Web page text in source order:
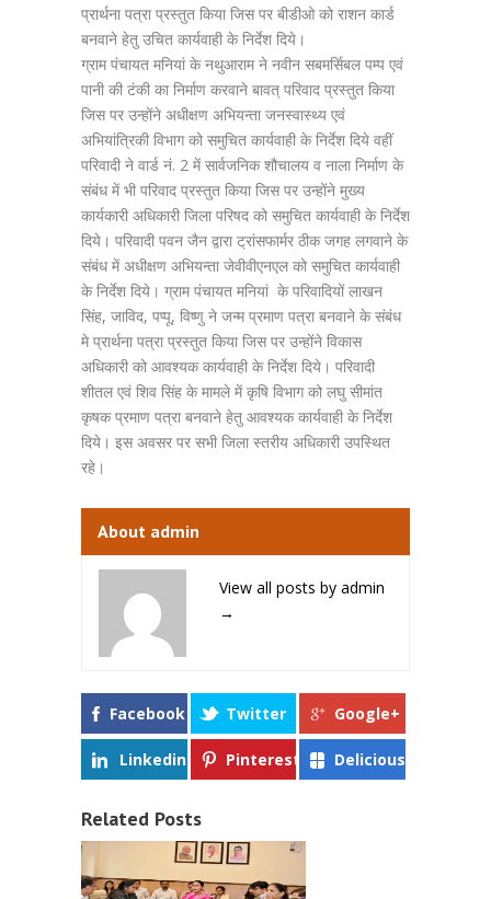
प्रार्थना पत्रा प्रस्तुत किया जिस पर बीडीओ को राशन कार्ड
बनवाने हेतु उचित कार्यवाही के निर्देश दिये।
ग्राम पंचायत मनियां के नथुआराम ने नवीन सबमर्सिबल पम्प एवं
पानी की टंकी का निर्माण करवाने बावत् परिवाद प्रस्तुत किया
जिस पर उन्होंने अधीक्षण अभियन्ता जनस्वास्थ्य एवं
अभियांत्रिकी विभाग को समुचित कार्यवाही के निर्देश दिये वहीं
परिवादी ने वार्ड नं. 2 में सार्वजनिक शौचालय व नाला निर्माण के
संबंध में भी परिवाद प्रस्तुत किया जिस पर उन्होंने मुख्य
कार्यकारी अधिकारी जिला परिषद को समुचित कार्यवाही के निर्देश
दिये। परिवादी पवन जैन द्वारा ट्रांसफार्मर ठीक जगह लगवाने के
संबंध में अधीक्षण अभियन्ता जेवीवीएनएल को समुचित कार्यवाही
के निर्देश दिये। ग्राम पंचायत मनियां के परिवादियों लाखन
सिंह, जाविद, पप्पू, विष्णु ने जन्म प्रमाण पत्रा बनवाने के संबंध
मे प्रार्थना पत्रा प्रस्तुत किया जिस पर उन्होंने विकास
अधिकारी को आवश्यक कार्यवाही के निर्देश दिये। परिवादी
शीतल एवं शिव सिंह के मामले में कृषि विभाग को लघु सीमांत
कृषक प्रमाण पत्रा बनवाने हेतु आवश्यक कार्यवाही के निर्देश
दिये। इस अवसर पर सभी जिला स्तरीय अधिकारी उपस्थित
रहे।
About admin
View all posts by admin
→
Facebook Twitter Google+
Linkedin Pinterest Delicious
Related Posts